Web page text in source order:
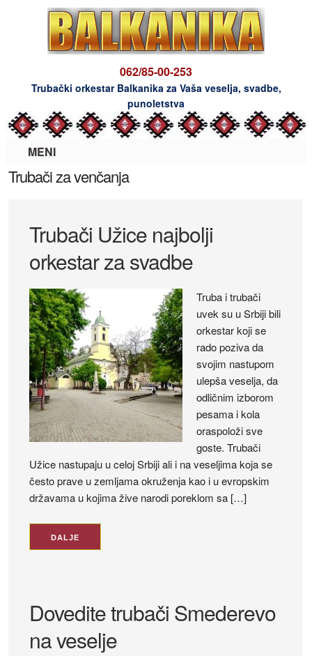
062/85-00-253
Trubački orkestar Balkanika za Vaša veselja, svadbe,
punoletstva
MENI
Trubači za venčanja
Trubači Užice najbolji
orkestar za svadbe
Truba i trubači
uvek su u Srbiji bili
orkestar koji se
rado poziva da
svojim nastupom
ulepša veselja, da
odličnim izborom
pesama i kola
oraspoloži sve
goste. Trubači
Užice nastupaju u celoj Srbiji ali i na veseljima koja se
često prave u zemljama okruženja kao i u evropskim
državama u kojima žive narodi poreklom sa […]
DALJE
Dovedite trubači Smederevo
na veselje